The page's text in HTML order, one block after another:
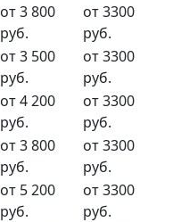
от 3 800
руб.
от 3300
руб.
от 3 500
руб.
от 3300
руб.
от 4 200
руб.
от 3300
руб.
от 3 800
руб.
от 3300
руб.
от 5 200
руб.
от 3300
руб.